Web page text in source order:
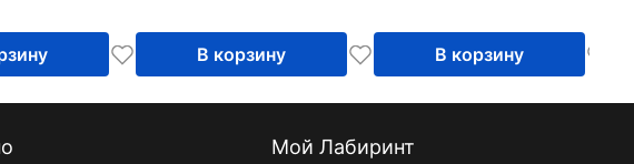
В корзину В корзину
Мой Лабиринт